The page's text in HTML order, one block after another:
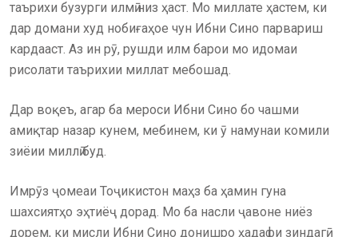
таърихи бузурги илмӣ низ ҳаст. Мо миллате ҳастем, ки
дар домани худ нобиғаҳое чун Ибни Сино парвариш
кардааст. Аз ин рӯ, рушди илм барои мо идомаи
рисолати таърихии миллат мебошад.
Дар воқеъ, агар ба мероси Ибни Сино бо чашми
амиқтар назар кунем, мебинем, ки ӯ намунаи комили
зиёии миллӣ буд.
Имрӯз ҷомеаи Тоҷикистон маҳз ба ҳамин гуна
шахсиятҳо эҳтиёҷ дорад. Мо ба насли ҷавоне ниёз
дорем, ки мисли Ибни Сино донишро ҳадафи зиндагӣ